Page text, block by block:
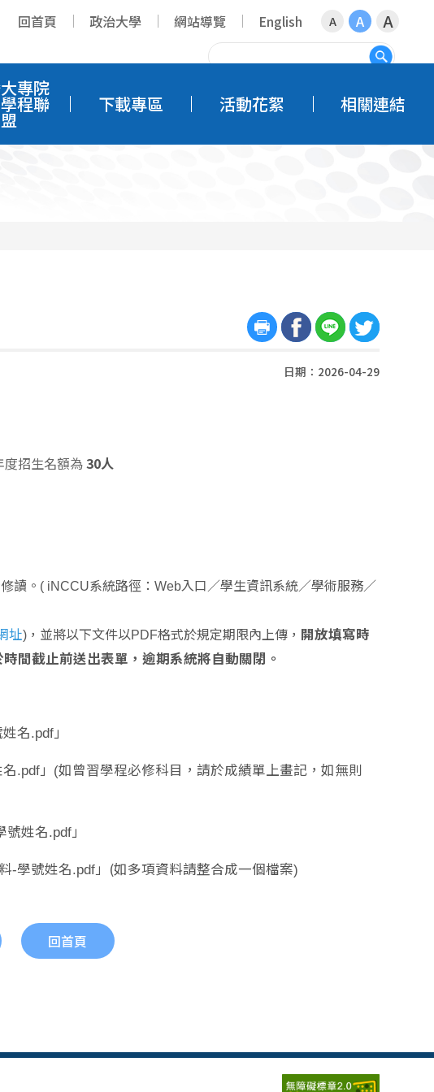
回首頁 政治大學 網站導覽 English A A A
搜尋
專院
程聯
盟
下載專區 活動花絮 相關連結
日期：2026-04-29
度招生名額為30人
讀。​( iNCCU系統路徑：Web入口／學生資訊系統／學術服務／
址) ，並將以下文件以PDF格式於規定期限內上傳， 開放填寫時
截止前送出表單，逾期系統將自動關閉。
號姓名.pdf」
.pdf」 (如曾習學程必修科目，請於成績單上畫記，如無則
學號姓名.pdf」
號姓名.pdf」 (如多項資料請整合成一個檔案)
回首頁